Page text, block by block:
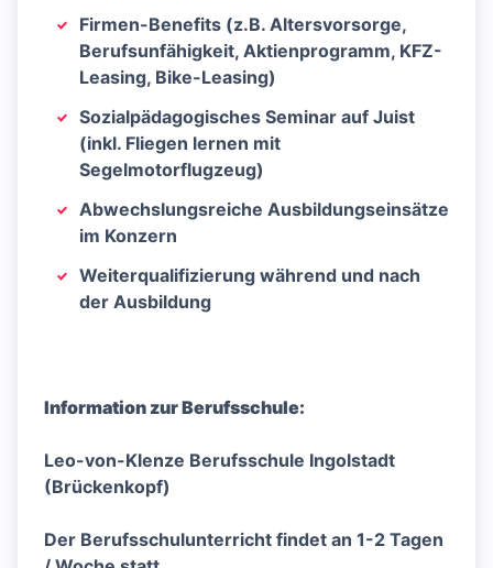
Firmen-Benefits (z.B. Altersvorsorge,
Berufsunfähigkeit, Aktienprogramm, KFZ-
Leasing, Bike-Leasing)
Sozialpädagogisches Seminar auf Juist
(inkl. Fliegen lernen mit
Segelmotorflugzeug)
Abwechslungsreiche Ausbildungseinsätze
im Konzern
Weiterqualifizierung während und nach
der Ausbildung
Information zur Berufsschule:
Leo-von-Klenze Berufsschule Ingolstadt
(Brückenkopf)
Der Berufsschulunterricht findet an 1-2 Tagen